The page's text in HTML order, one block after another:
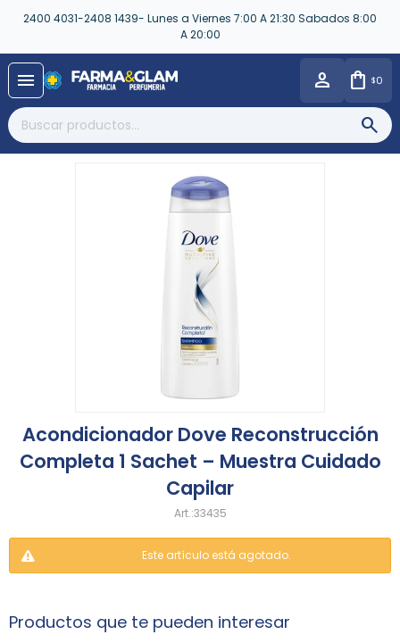
2400 4031-2408 1439- Lunes a Viernes 7:00 A 21:30 Sabados 8:00
A 20:00
menu $0
Acondicionador Dove Reconstrucción
Completa 1 Sachet – Muestra Cuidado
Capilar
33435
Este artículo está agotado.
Productos que te pueden interesar